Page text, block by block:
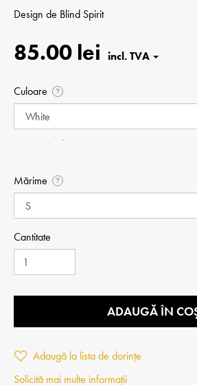
Design de Blind Spirit
85.00 lei
Culoare ?
Mărime ?
Cantitate
ADAUGĂ ÎN
Adaugă la lista de dorințe
Solicită mai multe informații